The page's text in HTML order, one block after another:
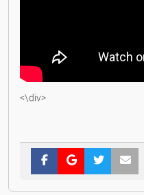
<\div>